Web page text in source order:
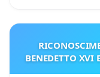
BENEDETTO XVI